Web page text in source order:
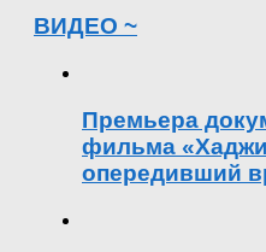
ВИДЕО ~
Премьера
фильма
опередивший